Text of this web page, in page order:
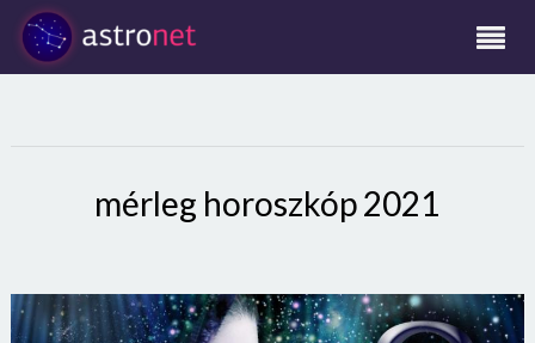
mérleg horoszkóp 2021